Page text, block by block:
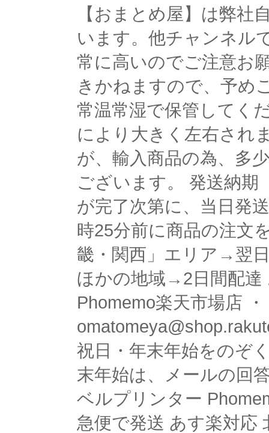
【おまとめ屋】は弊社
います。他チャンネル
常に高いのでご注意お
きかねますので、予め
常温常湿で保管してく
により大きく左右され
が、輸入商品の為、多
ございます。 発送納期
が完了次第に、当日発
時25分前に商品の注文
畿・関西」エリア→翌
ほかの地域→2日間配達
Phomemo楽天市場店
祝日・年末年始をのぞ
末年始は、メールの回
ベルプリンター
急便で発送 あす楽対応